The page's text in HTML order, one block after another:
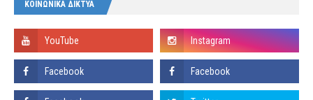
ΚΟΙΝΩΝΙΚΑ ΔΙΚΤΥΑ